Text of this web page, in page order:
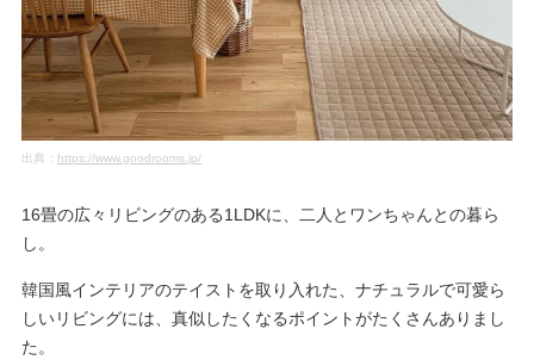
出典： https://www.goodrooms.jp/
16畳の広々リビングのある1LDKに、二人とワンちゃんとの暮ら
し。
韓国風インテリアのテイストを取り入れた、ナチュラルで可愛ら
しいリビングには、真似したくなるポイントがたくさんありまし
た。